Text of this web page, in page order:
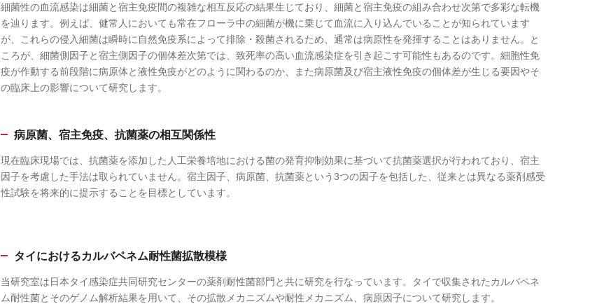
細菌性の血流感染は細菌と宿主免疫間の複雑な相互反応の結果生じており、細菌と宿主免疫の組み合わせ次第で多彩な転機
を辿ります。例えば、健常人においても常在フローラ中の細菌が機に乗じて血流に入り込んでいることが知られています
が、これらの侵入細菌は瞬時に自然免疫系によって排除・殺菌されるため、通常は病原性を発揮することはありません。と
ころが、細菌側因子と宿主側因子の個体差次第では、致死率の高い血流感染症を引き起こす可能性もあるのです。細胞性免
疫が作動する前段階に病原体と液性免疫がどのように関わるのか、また病原菌及び宿主液性免疫の個体差が生じる要因やそ
の臨床上の影響について研究します。
病原菌、宿主免疫、抗菌薬の相互関係性
現在臨床現場では、抗菌薬を添加した人工栄養培地における菌の発育抑制効果に基づいて抗菌薬選択が行われており、宿主
因子を考慮した手法は取られていません。宿主因子、病原菌、抗菌薬という3つの因子を包括した、従来とは異なる薬剤感受
性試験を将来的に提示することを目標としています。
タイにおけるカルバペネム耐性菌拡散模様
当研究室は日本タイ感染症共同研究センターの薬剤耐性菌部門と共に研究を行なっています。タイで収集されたカルバペネ
ム耐性菌とそのゲノム解析結果を用いて、その拡散メカニズムや耐性メカニズム、病原因子について研究します。